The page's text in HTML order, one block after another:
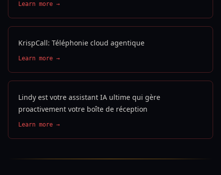
Learn more →
KrispCall: Téléphonie cloud agentique
Learn more →
Lindy est votre assistant IA ultime qui gère
proactivement votre boîte de réception
Learn more →